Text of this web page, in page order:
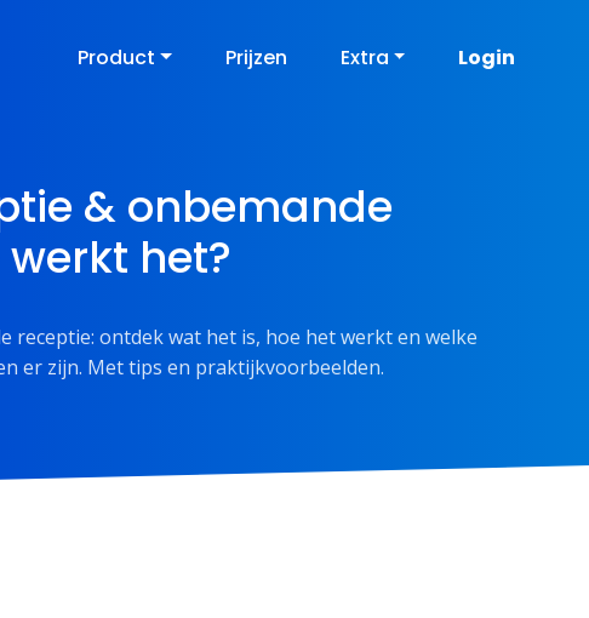
Product Prijzen Extra Login
& onbemande
het?
receptie: ontdek wat het is, hoe het werkt en welke
er zijn. Met tips en praktijkvoorbeelden.